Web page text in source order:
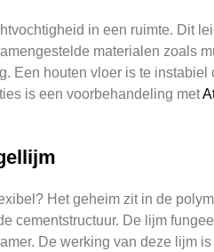
in een ruimte. Dit
materialen zoals
Een houten vloer is te
is een voorbehandeling met
Het geheim zit in de
cementstructuur. De lijm
De werking van deze lijm